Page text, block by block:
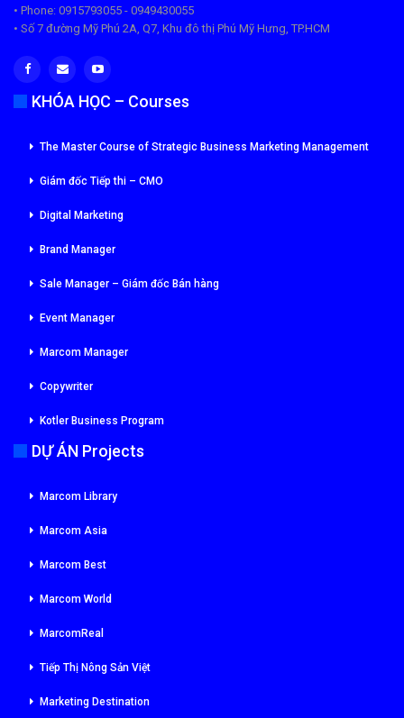
• Phone: 0915793055 - 0949430055
• Số 7 đường Mỹ Phú 2A, Q7, Khu đô thị Phú Mỹ Hưng, TP.HCM
KHÓA HỌC – Courses
The Master Course of Strategic Business Marketing Management
Giám đốc Tiếp thi – CMO
Digital Marketing
Brand Manager
Sale Manager – Giám đốc Bán hàng
Event Manager
Marcom Manager
Copywriter
Kotler Business Program
DỰ ÁN Projects
Marcom Library
Marcom Asia
Marcom Best
Marcom World
MarcomReal
Tiếp Thị Nông Sản Việt
Marketing Destination